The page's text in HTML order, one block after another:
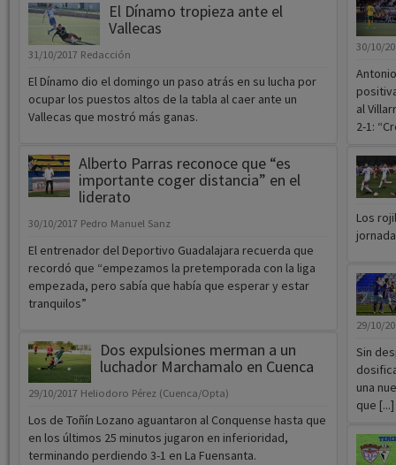
El Dínamo tropieza ante el
Vallecas
31/10/2017 Redacción
El Dínamo dio el domingo un paso atrás en su lucha por
ocupar los puestos altos de la tabla al caer ante un
Vallecas que mostró más ganas.
Alberto Parras reconoce que “es
importante coger distancia” en el
liderato
30/10/2017 Pedro Manuel Sanz
El entrenador del Deportivo Guadalajara recuerda que
recordó que “empezamos la pretemporada con la liga
empezada, pero sabía que había que esperar y estar
tranquilos”
Dos expulsiones merman a un
luchador Marchamalo en Cuenca
29/10/2017 Heliodoro Pérez (Cuenca/Opta)
Los de Toñín Lozano aguantaron al Conquense hasta que
en los últimos 25 minutos jugaron en inferioridad,
terminando perdiendo 3-1 en La Fuensanta.
30/10/
al
2-1:
Los
29/10/
Sin
una
que [...]